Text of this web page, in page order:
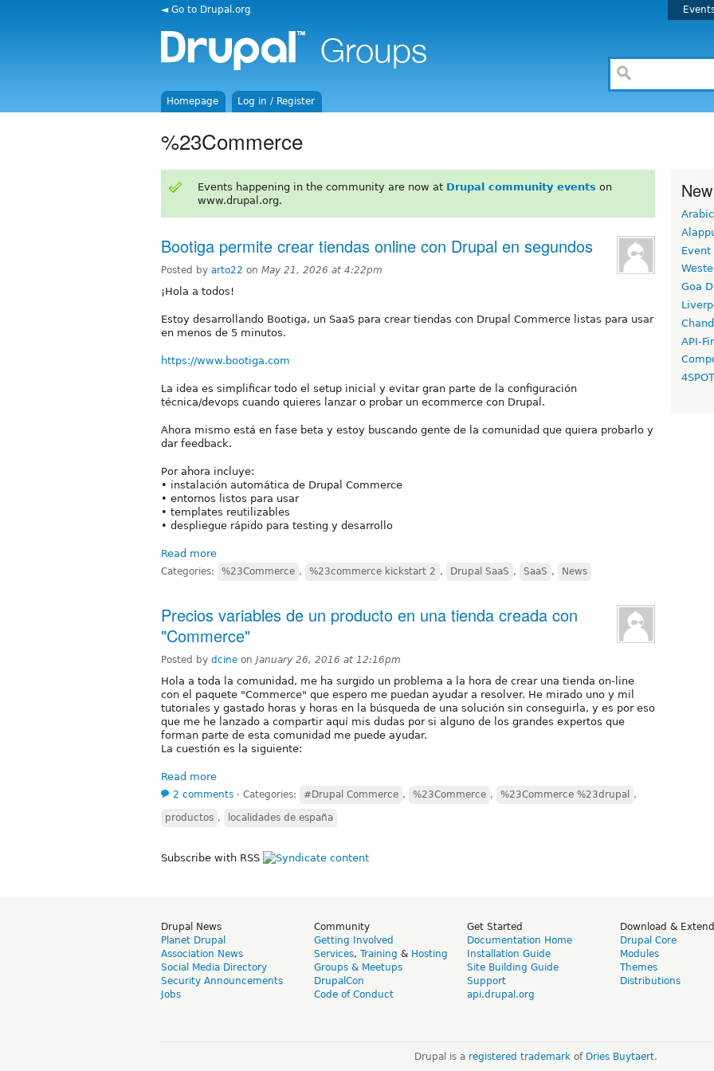
◄ Go to Drupal.org
Homepage Log in / Register
%23Commerce
Events happening in the community are now at Drupal community events on
www.drupal.org.
Bootiga permite crear tiendas online con Drupal en segundos
Posted by arto22 on May 21, 2026 at 4:22pm
¡Hola a todos!
Estoy desarrollando Bootiga, un SaaS para crear tiendas con Drupal Commerce listas para usar
en menos de 5 minutos.
https://www.bootiga.com
La idea es simplificar todo el setup inicial y evitar gran parte de la configuración
técnica/devops cuando quieres lanzar o probar un ecommerce con Drupal.
Ahora mismo está en fase beta y estoy buscando gente de la comunidad que quiera probarlo y
dar feedback.
Por ahora incluye:
• instalación automática de Drupal Commerce
• entornos listos para usar
• templates reutilizables
• despliegue rápido para testing y desarrollo
Read more
Categories: %23Commerce , %23commerce kickstart 2 , Drupal SaaS , SaaS , News
Precios variables de un producto en una tienda creada con
"Commerce"
Posted by dcine on January 26, 2016 at 12:16pm
Hola a toda la comunidad, me ha surgido un problema a la hora de crear una tienda on-line
con el paquete "Commerce" que espero me puedan ayudar a resolver. He mirado uno y mil
tutoriales y gastado horas y horas en la búsqueda de una solución sin conseguirla, y es por eso
que me he lanzado a compartir aquí mis dudas por si alguno de los grandes expertos que
forman parte de esta comunidad me puede ayudar.
La cuestión es la siguiente:
Read more
2 comments ⋅ Categories: #Drupal Commerce , %23Commerce , %23Commerce %23drupal ,
productos , localidades de españa
Subscribe with RSS
Arabic
Event
Goa
API-
Drupal News
Planet Drupal
Association News
Social Media Directory
Security Announcements
Jobs
Community
Getting Involved
Services, Training & Hosting
Groups & Meetups
DrupalCon
Code of Conduct
Get Started
Documentation Home
Installation Guide
Site Building Guide
Support
api.drupal.org
Download & Extend
Drupal Core
Modules
Themes
Distributions
Drupal is a registered trademarkof Dries Buytaert.